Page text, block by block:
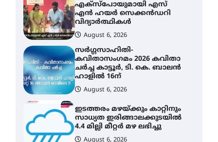
സർഗ്ഗസാഹിതി-
കവിതാസംഗമം 2026 കവിതാ
ചർച്ച കാട്ടൂർ, ടി. കെ. ബാലൻ
ഹാളിൽ 16ന്
August 6, 2026
ഇടത്തരം മഴയ്ക്കും കാറ്റിനും
സാധ്യത ഇരിങ്ങാലക്കുടയിൽ
ഐ.ഐ.ടി മദ്രാസ്സിൽ നിന്നും
ഡോക്ടറേറ്റ് – ഇരിങ്ങാലക്കുട
സ്വദേശി ആതിര എം കെ
യുടെ നേട്ടം പ്രതിസന്ധികളോട്